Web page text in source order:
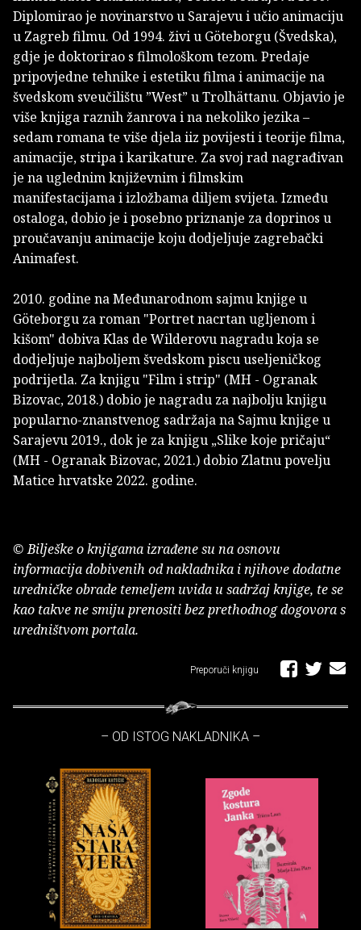
Diplomirao je novinarstvo u Sarajevu i učio animaciju
u Zagreb filmu. Od 1994. živi u Göteborgu (Švedska),
gdje je doktorirao s filmološkom tezom. Predaje
pripovjedne tehnike i estetiku filma i animacije na
švedskom sveučilištu ”West” u Trolhättanu. Objavio je
više knjiga raznih žanrova i na nekoliko jezika –
sedam romana te više djela iiz povijesti i teorije filma,
animacije, stripa i karikature. Za svoj rad nagrađivan
je na uglednim književnim i filmskim
manifestacijama i izložbama diljem svijeta. Između
ostaloga, dobio je i posebno priznanje za doprinos u
proučavanju animacije koju dodjeljuje zagrebački
Animafest.
2010. godine na Međunarodnom sajmu knjige u
Göteborgu za roman "Portret nacrtan ugljenom i
kišom" dobiva Klas de Wilderovu nagradu koja se
dodjeljuje najboljem švedskom piscu useljeničkog
podrijetla. Za knjigu "Film i strip" (MH - Ogranak
Bizovac, 2018.) dobio je nagradu za najbolju knjigu
popularno-znanstvenog sadržaja na Sajmu knjige u
Sarajevu 2019., dok je za knjigu „Slike koje pričaju“
(MH - Ogranak Bizovac, 2021.) dobio Zlatnu povelju
Matice hrvatske 2022. godine.
© Bilješke o knjigama izrađene su na osnovu
informacija dobivenih od nakladnika i njihove dodatne
uredničke obrade temeljem uvida u sadržaj knjige, te se
kao takve ne smiju prenositi bez prethodnog dogovora s
uredništvom portala.
Preporuči knjigu
– OD ISTOG NAKLADNIKA –